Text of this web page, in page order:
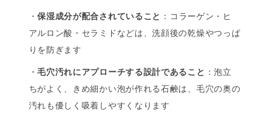
・保湿成分が配合されていること ：コラーゲン・ヒ
アルロン酸・セラミドなどは、洗顔後の乾燥やつっぱ
りを防ぎます
・毛穴汚れにアプローチする設計であること ：泡立
ちがよく、きめ細かい泡が作れる石鹸は、毛穴の奥の
汚れも優しく吸着しやすくなります